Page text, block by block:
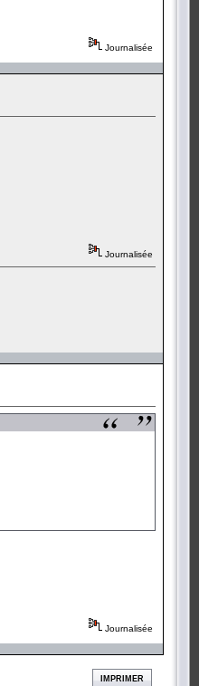
Journalisée
Journalisée
Journalisée
IMPRIMER